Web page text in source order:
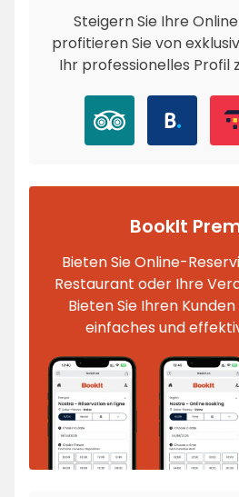
Steigern Sie Ihre
profitieren Sie von
Ihr professionelles Profil
BookIt
Bieten Sie Online-
Restaurant oder Ihre
Bieten Sie Ihren
einfaches und